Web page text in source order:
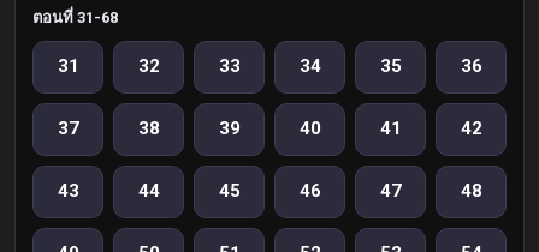
ตอนที่ 31-68
31 32 33 34 35 36
37 38 39 40 41 42
43 44 45 46 47 48